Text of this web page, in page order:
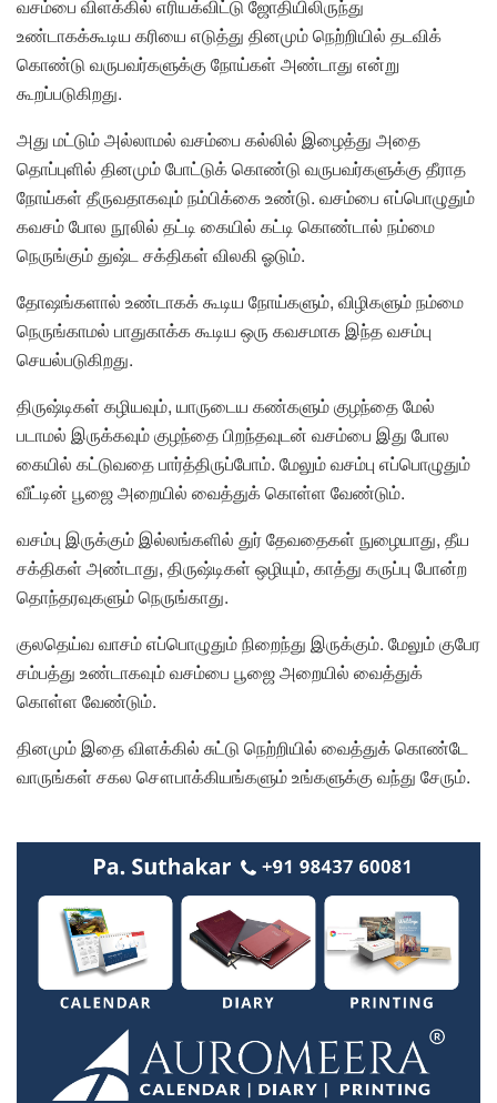
வசம்பை விளக்கில் எரியக்விட்டு ஜோதியிலிருந்து
உண்டாகக்கூடிய கரியை எடுத்து தினமும் நெற்றியில் தடவிக்
கொண்டு வருபவர்களுக்கு நோய்கள் அண்டாது என்று
கூறப்படுகிறது.
அது மட்டும் அல்லாமல் வசம்பை கல்லில் இழைத்து அதை
தொப்புளில் தினமும் போட்டுக் கொண்டு வருபவர்களுக்கு தீராத
நோய்கள் தீருவதாகவும் நம்பிக்கை உண்டு. வசம்பை எப்பொழுதும்
கவசம் போல நூலில் தட்டி கையில் கட்டி கொண்டால் நம்மை
நெருங்கும் துஷ்ட சக்திகள் விலகி ஓடும்.
தோஷங்களால் உண்டாகக் கூடிய நோய்களும், விழிகளும் நம்மை
நெருங்காமல் பாதுகாக்க கூடிய ஒரு கவசமாக இந்த வசம்பு
செயல்படுகிறது.
திருஷ்டிகள் கழியவும், யாருடைய கண்களும் குழந்தை மேல்
படாமல் இருக்கவும் குழந்தை பிறந்தவுடன் வசம்பை இது போல
கையில் கட்டுவதை பார்த்திருப்போம். மேலும் வசம்பு எப்பொழுதும்
வீட்டின் பூஜை அறையில் வைத்துக் கொள்ள வேண்டும்.
வசம்பு இருக்கும் இல்லங்களில் துர் தேவதைகள் நுழையாது, தீய
சக்திகள் அண்டாது, திருஷ்டிகள் ஒழியும், காத்து கருப்பு போன்ற
தொந்தரவுகளும் நெருங்காது.
குலதெய்வ வாசம் எப்பொழுதும் நிறைந்து இருக்கும். மேலும் குபேர
சம்பத்து உண்டாகவும் வசம்பை பூஜை அறையில் வைத்துக்
கொள்ள வேண்டும்.
தினமும் இதை விளக்கில் சுட்டு நெற்றியில் வைத்துக் கொண்டே
வாருங்கள் சகல சௌபாக்கியங்களும் உங்களுக்கு வந்து சேரும்.